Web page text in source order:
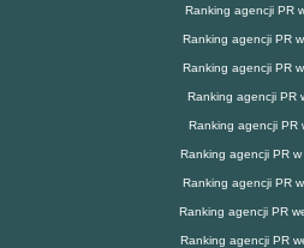
Ranking agencji PR
Ranking agencji PR
Ranking agencji PR
Ranking agencji PR
Ranking agencji PR
Ranking agencji PR w
Ranking agencji PR
Ranking agencji PR we
Ranking agencji PR